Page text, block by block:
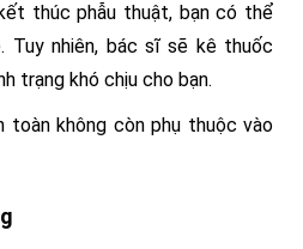
thúc phẫu thuật, bạn có thể
Tuy nhiên, bác sĩ sẽ kê thuốc
trạng khó chịu cho bạn.
toàn không còn phụ thuộc vào